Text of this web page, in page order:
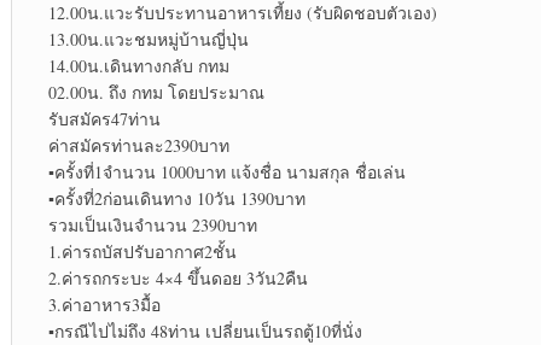
12.00น.แวะรับประทานอาหารเที้ยง (รับผิดชอบตัวเอง)
13.00น.แวะชมหมู่บ้านญี่ปุ่น
14.00น.เดินทางกลับ กทม
02.00น. ถึง กทม โดยประมาณ
รับสมัคร47ท่าน
ค่าสมัครท่านละ2390บาท
▪︎ครั้งที่1จำนวน 1000บาท แจ้งชื่อ นามสกุล ชื่อเล่น
▪︎ครั้งที่2ก่อนเดินทาง 10วัน 1390บาท
รวมเป็นเงินจำนวน 2390บาท
1.ค่ารถบัสปรับอากาศ2ชั้น
2.ค่ารถกระบะ 4×4 ขึ้นดอย 3วัน2คืน
3.ค่าอาหาร3มื้อ
▪︎กรณีไปไม่ถึง 48ท่าน เปลี่ยนเป็นรถตู้10ที่นั่ง